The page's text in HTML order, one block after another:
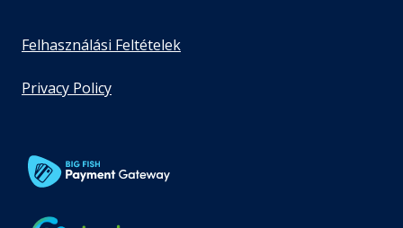
Nyolcadik lépés – Hinni és győzni
Nyolcadik lépés – Miért nem
számíthatunk másokra
Felhasználási Feltételek
Privacy Policy